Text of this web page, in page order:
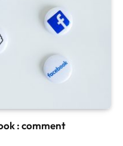
: comment